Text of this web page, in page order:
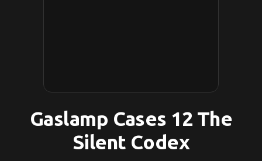
Gaslamp Cases 12 The
Silent Codex